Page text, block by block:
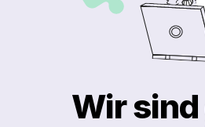
Wir sind